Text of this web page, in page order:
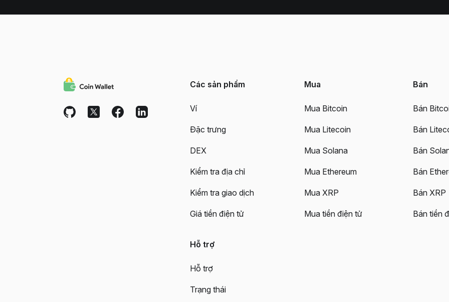
Các sản phẩm
Ví
Đặc trưng
DEX
Kiểm tra địa chỉ
Kiểm tra giao dịch
Giá tiền điện tử
Mua
Mua Bitcoin
Mua Litecoin
Mua Solana
Mua Ethereum
Mua XRP
Mua tiền điện tử
Bán
Bán
Bán
Bán
Bán
Bán XRP
Bán tiền
Hỗ trợ
Hỗ trợ
Trạng thái